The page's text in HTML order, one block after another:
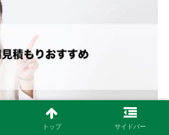
トップ サイドバー